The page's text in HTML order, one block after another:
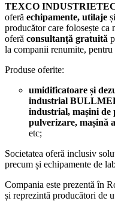
TEXCO
oferă echipamente, utilaje și
producător care folosește ca
oferă consultanță gratuită
la companii renumite,
Produse oferite:
umidificatoare și
industrial
industrial, mașini de
pulverizare, mașină
etc;
Societatea oferă inclusiv
precum și echipamente de
Compania este prezentă în
și reprezintă producători de